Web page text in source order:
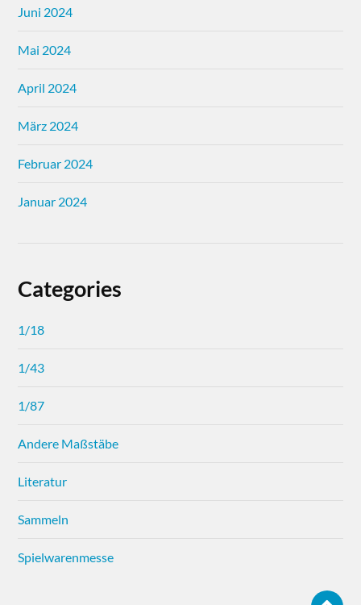
Juni 2024
Mai 2024
April 2024
März 2024
Februar 2024
Januar 2024
Categories
1/18
1/43
1/87
Andere Maßstäbe
Literatur
Sammeln
Spielwarenmesse